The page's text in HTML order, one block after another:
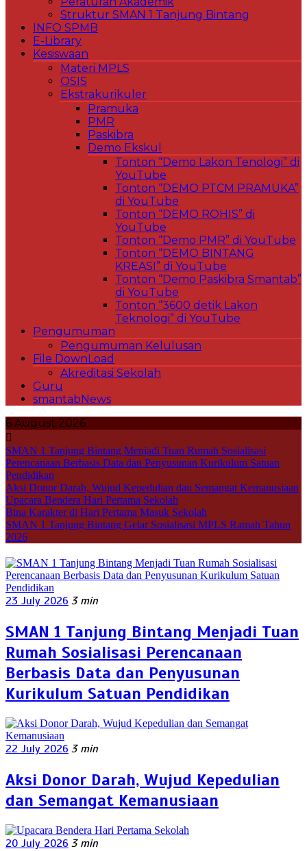
Struktur SMAN 1 Tanjung Bintang
INFO SPMB
E-Library
Kesiswaan
Materi MPLS
OSIS
Ekstrakurikuler
Pramuka
PMR
Paskibra
Demo Ekskul
Tonton “Demo Lakon Tenologi” di
YouTube
Tonton “DEMO PTCM PRAMUKA”
di YouTube
Tonton “DEMO ROHIS” di
YouTube
Tonton “Demo PMR” di YouTube
Tonton “DEMO BINTANG
KREASI” di YouTube
Tonton “Demo Paskibra Smantab”
di YouTube
Tonton “3600 detik Lakon
Teknologi” di YouTube
Pengumuman
Pengumuman Kelulusan
File DownLoad
Akreditasi Sekolah
Guru
smantabNews
6 August 2026
SMAN 1 Tanjung Bintang Menjadi Tuan Rumah Sosialisasi
Perencanaan Berbasis Data dan Penyusunan Kurikulum Satuan
Pendidikan
Aksi Donor Darah, Wujud Kepedulian dan Semangat Kemanusiaan
Upacara Bendera Hari Pertama Sekolah
Bina Karakter di Hari Pertama Masuk Sekolah
SMAN 1 Tanjung Bintang Gelar Sosialisasi MPLS Ramah Tahun
2026
23 July 2026 3 min
SMAN 1 Tanjung Bintang Menjadi Tuan
Rumah Sosialisasi Perencanaan
Berbasis Data dan Penyusunan
Kurikulum Satuan Pendidikan
22 July 2026 3 min
Aksi Donor Darah, Wujud Kepedulian
dan Semangat Kemanusiaan
20 July 2026 3 min